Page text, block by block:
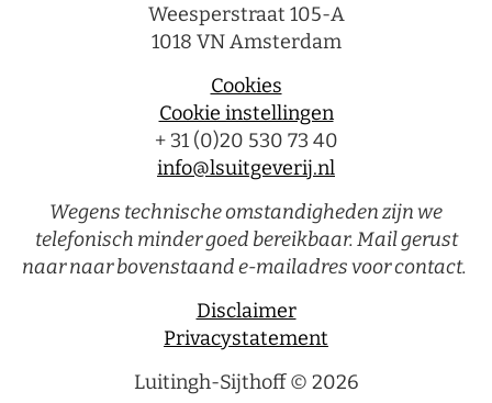
Weesperstraat 105-A
1018 VN Amsterdam
Cookies
Cookie instellingen
+ 31 (0)20 530 73 40
info@lsuitgeverij.nl
Wegens technische omstandigheden zijn we
telefonisch minder goed bereikbaar. Mail gerust
naar naar bovenstaand e-mailadres voor contact.
Disclaimer
Privacystatement
Luitingh-Sijthoff © 2026